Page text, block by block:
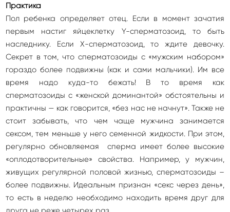
Практика
Пол ребенка определяет отец. Если в момент зачатия
первым настиг яйцеклетку Y-сперматозоид, то быть
наследнику. Если Х-сперматозоид, то ждите девочку.
Секрет в том, что сперматозоиды с «мужским набором»
гораздо более подвижны (как и сами мальчики). Им все
время надо куда-то бежать! В то время как
сперматозоиды с «женской доминантой» обстоятельны и
практичны — как говорится, «без нас не начнут». Также не
стоит забывать, что чем чаще мужчина занимается
сексом, тем меньше у него семенной жидкости. При этом,
регулярно обновляемая сперма имеет более высокие
«оплодотворительные» свойства. Например, у мужчин,
живущих регулярной половой жизнью, сперматозоиды –
более подвижны. Идеальным признан «секс через день»,
то есть в неделю необходимо находить время друг для